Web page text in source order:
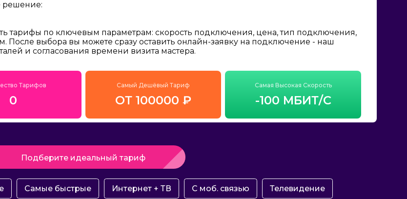
решение:
тарифы по ключевым параметрам: скорость подключения, цена, тип подключения,
После выбора вы можете сразу оставить онлайн-заявку на подключение - наш
и согласования времени визита мастера.
Тарифов
0
Самый Дешёвый Тариф
ОТ 100000 ₽
Самая Высокая Скорость
-100 МБИТ/С
Подберите идеальный тариф
Самые быстрые Интернет + ТВ С моб. связью Телевидение